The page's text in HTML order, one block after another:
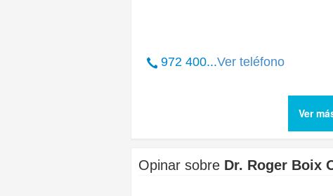
972 400...Ver teléfono
Ver
Opinar sobre Dr. Roger Boix